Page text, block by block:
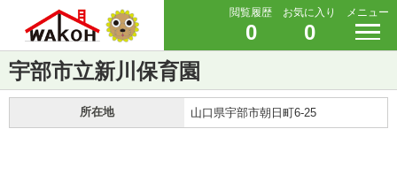
閲覧履歴
0
お気に入り
0
メニュー
宇部市立新川保育園
所在地 山口県宇部市朝日町6-25